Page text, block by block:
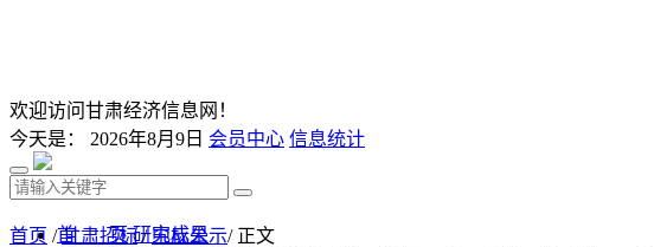
欢迎访问甘肃经济信息网！
今天是： 2026年8月9日 会员中心 信息统计
首 页 研究成果
首页 /甘肃招标/中标公示/ 正文